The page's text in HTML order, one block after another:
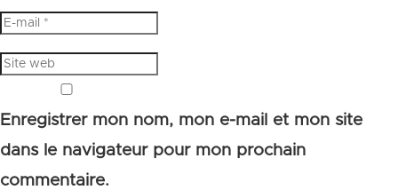
Enregistrer mon nom, mon e-mail et mon site
dans le navigateur pour mon prochain
commentaire.